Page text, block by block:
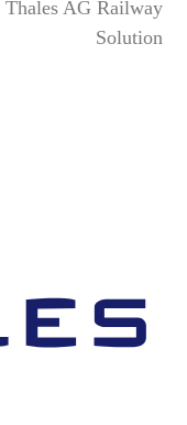
Thales AG Railway
Solution